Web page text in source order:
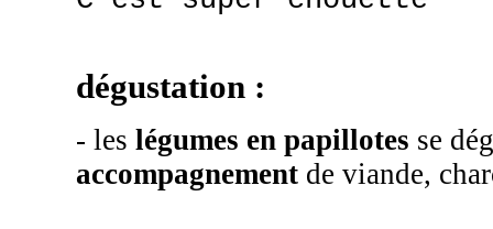
dégustation :
- les légumes en papillotes se
accompagnement de viande,